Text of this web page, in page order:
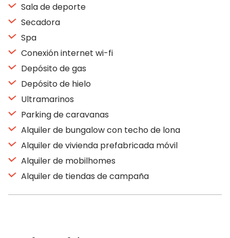
Sala de deporte
Secadora
Spa
Conexión internet wi-fi
Depósito de gas
Depósito de hielo
Ultramarinos
Parking de caravanas
Alquiler de bungalow con techo de lona
Alquiler de vivienda prefabricada móvil
Alquiler de mobilhomes
Alquiler de tiendas de campaña